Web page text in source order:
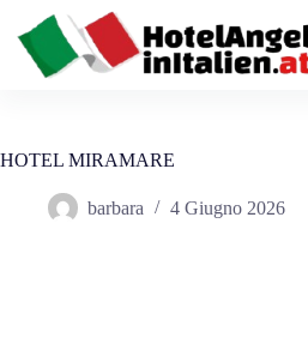
contenuto
HOTEL MIRAMARE
barbara 4 Giugno 2026